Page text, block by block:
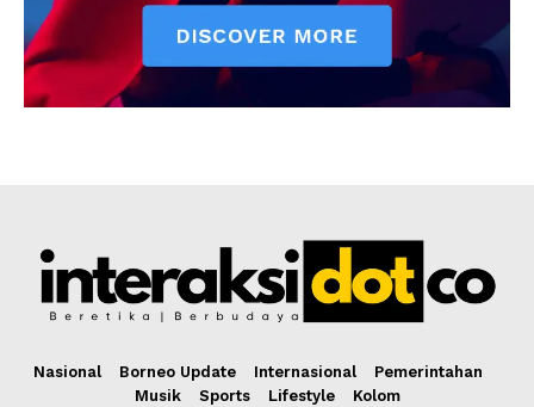
Nasional Borneo Update Internasional
Pemerintahan
Musik
Sports Lifestyle Kolom